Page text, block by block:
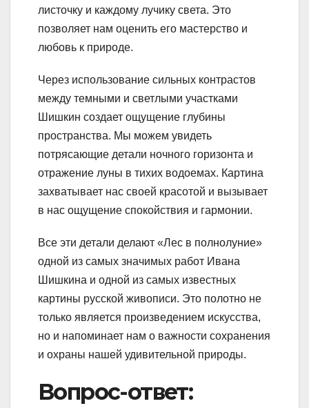
листочку и каждому лучику света. Это
позволяет нам оценить его мастерство и
любовь к природе.
Через использование сильных контрастов
между темными и светлыми участками
Шишкин создает ощущение глубины
пространства. Мы можем увидеть
потрясающие детали ночного горизонта и
отражение луны в тихих водоемах. Картина
захватывает нас своей красотой и вызывает
в нас ощущение спокойствия и гармонии.
Все эти детали делают «Лес в полнолуние»
одной из самых значимых работ Ивана
Шишкина и одной из самых известных
картины русской живописи. Это полотно не
только является произведением искусства,
но и напоминает нам о важности сохранения
и охраны нашей удивительной природы.
Вопрос-ответ: